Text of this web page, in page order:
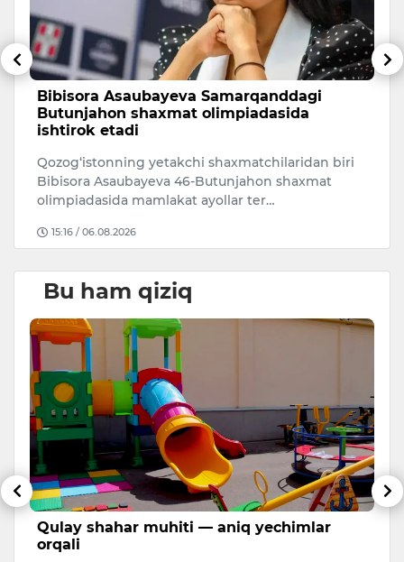
Bibisora Asaubayeva Samarqanddagi
Butunjahon shaxmat olimpiadasida
ishtirok etadi
Qozog‘istonning yetakchi shaxmatchilaridan biri
Bibisora Asaubayeva 46-Butunjahon shaxmat
olimpiadasida mamlakat ayollar ter…
15:16 / 06.08.2026
Bu ham qiziq
Qulay shahar muhiti — aniq yechimlar
orqali